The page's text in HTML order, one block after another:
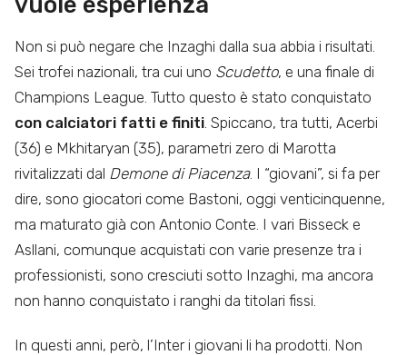
Non si può negare che Inzaghi dalla sua abbia i risultati.
Sei trofei nazionali, tra cui uno Scudetto, e una finale di
Champions League. Tutto questo è stato conquistato
con calciatori fatti e finiti . Spiccano, tra tutti, Acerbi
(36) e Mkhitaryan (35), parametri zero di Marotta
rivitalizzati dal Demone di Piacenza. I “giovani”, si fa per
dire, sono giocatori come Bastoni, oggi venticinquenne,
ma maturato già con Antonio Conte. I vari Bisseck e
Asllani, comunque acquistati con varie presenze tra i
professionisti, sono cresciuti sotto Inzaghi, ma ancora
non hanno conquistato i ranghi da titolari fissi.
In questi anni, però, l’Inter i giovani li ha prodotti. Non